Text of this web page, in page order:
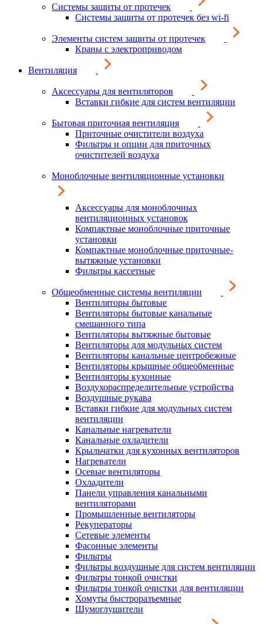
Системы защиты от протечек
Системы защиты от протечек без wi-fi
Элементы систем защиты от протечек
Краны с электроприводом
Вентиляция
Аксессуары для вентиляторов
Вставки гибкие для систем вентиляции
Бытовая приточная вентиляция
Приточные очистители воздуха
Фильтры и опции для приточных
очистителей воздуха
Моноблочные вентиляционные установки
Аксессуары для моноблочных
вентиляционных установок
Компактные моноблочные приточные
установки
Компактные моноблочные приточные-
вытяжные установки
Фильтры кассетные
Общеобменные системы вентиляции
Вентиляторы бытовые
Вентиляторы бытовые канальные
смешанного типа
Вентиляторы вытяжные бытовые
Вентиляторы для модульных систем
Вентиляторы канальные центробежные
Вентиляторы крышные общеобменные
Вентиляторы кухонные
Воздухораспределительные устройства
Воздушные рукава
Вставки гибкие для модульных систем
вентиляции
Канальные нагреватели
Канальные охладители
Крыльчатки для кухонных вентиляторов
Нагреватели
Осевые вентиляторы
Охладители
Панели управления канальными
вентиляторами
Промышленные вентиляторы
Рекуператоры
Сетевые элементы
Фасонные элементы
Фильтры
Фильтры воздушные для систем вентиляции
Фильтры тонкой очистки
Фильтры тонкой очистки для вентиляции
Хомуты быстроразъемные
Шумоглушители